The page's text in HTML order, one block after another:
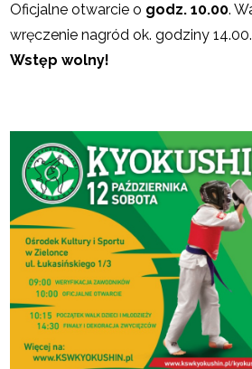
Oficjalne otwarcie o godz. 10.00.
wręczenie nagród ok. godziny 14.00.
Wstęp wolny!